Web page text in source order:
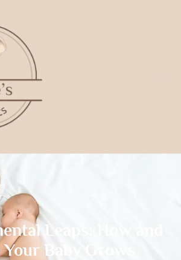
Leaps: How and
Your Baby Grows